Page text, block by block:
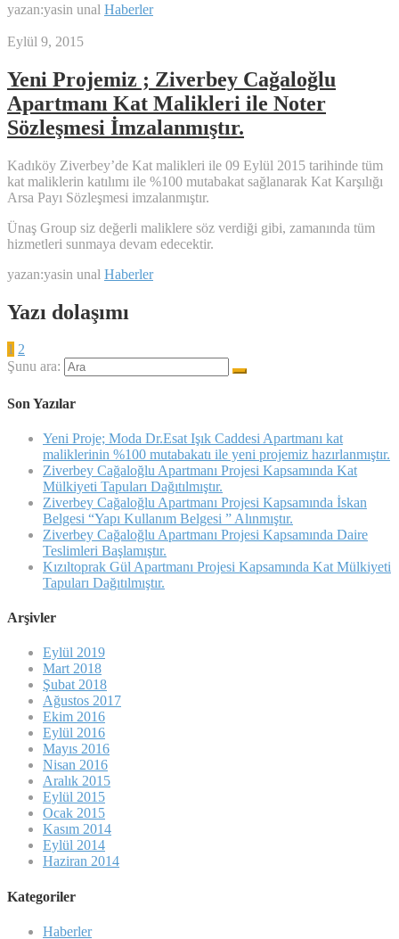
yazan:yasin unal Haberler
Eylül 9, 2015
Yeni Projemiz ; Ziverbey Cağaloğlu
Apartmanı Kat Malikleri ile Noter
Sözleşmesi İmzalanmıştır.
Kadıköy Ziverbey’de Kat malikleri ile 09 Eylül 2015 tarihinde tüm
kat maliklerin katılımı ile %100 mutabakat sağlanarak Kat Karşılığı
Arsa Payı Sözleşmesi imzalanmıştır.
Ünaş Group siz değerli maliklere söz verdiği gibi, zamanında tüm
hizmetleri sunmaya devam edecektir.
yazan:yasin unal Haberler
Yazı dolaşımı
1 2
Şunu ara:
Son Yazılar
Yeni Proje; Moda Dr.Esat Işık Caddesi Apartmanı kat
maliklerinin %100 mutabakatı ile yeni projemiz hazırlanmıştır.
Ziverbey Cağaloğlu Apartmanı Projesi Kapsamında Kat
Mülkiyeti Tapuları Dağıtılmıştır.
Ziverbey Cağaloğlu Apartmanı Projesi Kapsamında İskan
Belgesi “Yapı Kullanım Belgesi ” Alınmıştır.
Ziverbey Cağaloğlu Apartmanı Projesi Kapsamında Daire
Teslimleri Başlamıştır.
Kızıltoprak Gül Apartmanı Projesi Kapsamında Kat Mülkiyeti
Tapuları Dağıtılmıştır.
Arşivler
Eylül 2019
Mart 2018
Şubat 2018
Ağustos 2017
Ekim 2016
Eylül 2016
Mayıs 2016
Nisan 2016
Aralık 2015
Eylül 2015
Ocak 2015
Kasım 2014
Eylül 2014
Haziran 2014
Kategoriler
Haberler